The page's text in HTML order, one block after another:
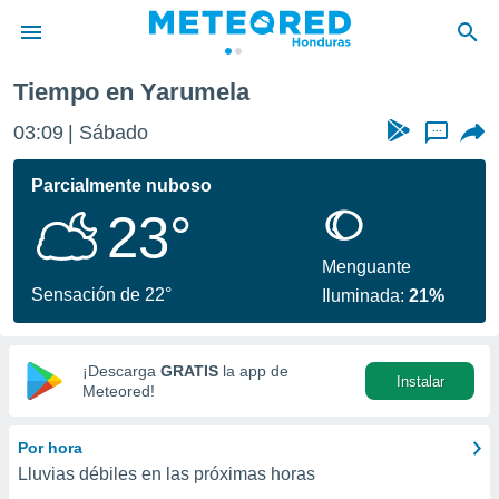
de
ha sido
que se
calidad.
a este
las
y
digital
basada
Tiempo en Yarumela
03:09 Sábado ...
Parcialmente nuboso
23°
Sensación de 22°
Menguante
Iluminada:21%
¡Descarga GRATIS la app de
Meteored!
Instalar
Por hora
Lluvias débiles en las próximas horas